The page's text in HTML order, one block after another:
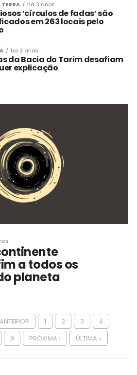
há 3 anos
‘círculos de fadas’ são
em 263 locais pelo
há 3 anos
da Bacia do Tarim desafiam
explicação
a todos os
planeta
1 2 3 4
9 PRÓXIMA › ÚLTIMA »